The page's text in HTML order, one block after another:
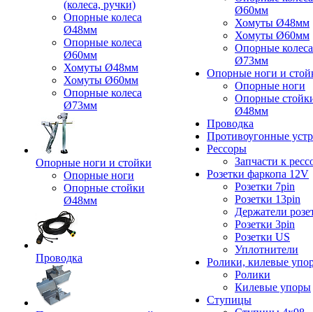
(колеса, ручки)
Опорные колеса
Ø48мм
Опорные колеса
Ø60мм
Хомуты Ø48мм
Хомуты Ø60мм
Опорные колеса
Ø73мм
Опорные ноги и стойки
Опорные ноги
Опорные стойки
Ø48мм
Проводка
Ø60мм
Хомуты Ø48мм
Хомуты Ø60мм
Опорные колеса
Ø73мм
Опорные ноги и
Опорные ноги
Опорные
Ø48мм
Проводка
Противоугонные
Рессоры
Запчасти к
Розетки фаркопа 12V
Розетки 7pin
Розетки 13pin
Держатели
Розетки 3pin
Розетки US
Уплотнители
Ролики, килевые
Ролики
Килевые упоры
Ступицы